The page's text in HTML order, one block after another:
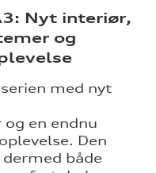
Nyt interiør,
og
med nyt
en endnu
Den
både